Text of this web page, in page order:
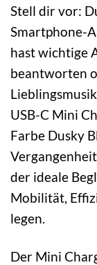
Stell dir vor:
Smartphone-
hast wichtige
beantworten
USB-C Mini
Farbe Dusky
der ideale
Mobilität,
legen.
Der Mini